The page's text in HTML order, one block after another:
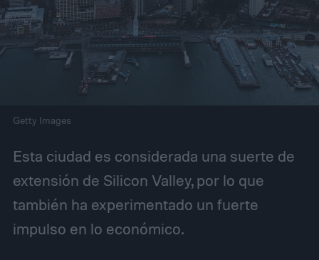
Getty Images
Esta ciudad es considerada una suerte de
extensión de Silicon Valley, por lo que
también ha experimentado un fuerte
impulso en lo económico.